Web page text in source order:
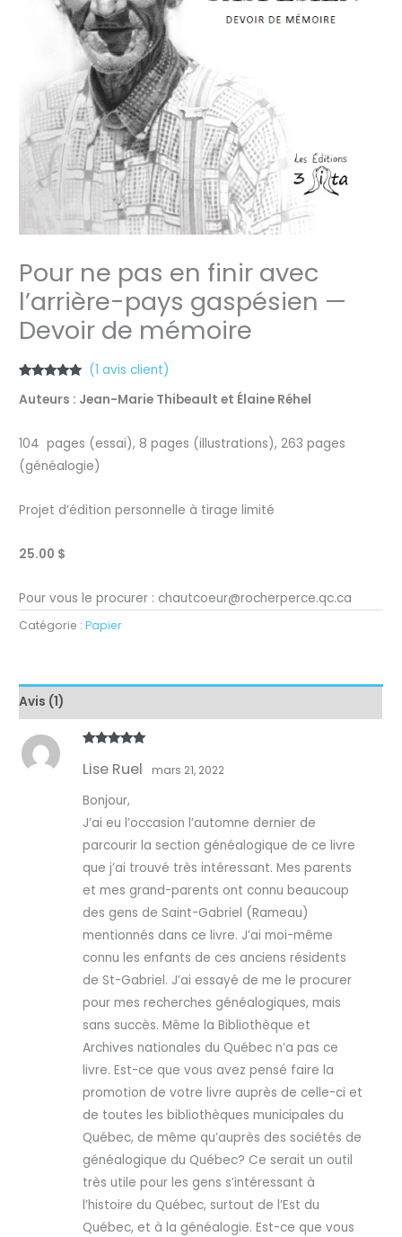
Pour ne pas en finir avec
l’arrière-pays gaspésien —
Devoir de mémoire
sur 5
(1 avis client)
Auteurs : Jean-Marie Thibeault et Élaine Réhel
104 pages (essai), 8 pages (illustrations), 263 pages
(généalogie)
Projet d’édition personnelle à tirage limité
25.00 $
Pour vous le procurer : chautcoeur@rocherperce.qc.ca
Catégorie :Papier
Avis (1)
5Lise Ruel mars 21, 2022
Bonjour,
J’ai eu l’occasion l’automne dernier de
parcourir la section généalogique de ce livre
que j’ai trouvé très intéressant. Mes parents
et mes grand-parents ont connu beaucoup
des gens de Saint-Gabriel (Rameau)
mentionnés dans ce livre. J’ai moi-même
connu les enfants de ces anciens résidents
de St-Gabriel. J’ai essayé de me le procurer
pour mes recherches généalogiques, mais
sans succès. Même la Bibliothèque et
Archives nationales du Québec n’a pas ce
livre. Est-ce que vous avez pensé faire la
promotion de votre livre auprès de celle-ci et
de toutes les bibliothèques municipales du
Québec, de même qu’auprès des sociétés de
généalogique du Québec? Ce serait un outil
très utile pour les gens s’intéressant à
l’histoire du Québec, surtout de l’Est du
Québec, et à la généalogie. Est-ce que vous